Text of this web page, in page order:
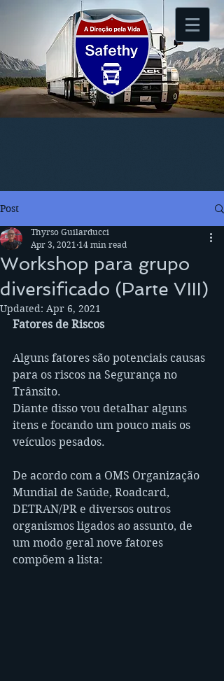
Post
Workshop para grupo
diversificado (Parte VIII)
Thyrso Guilarducci
Apr 3, 2021 14 min read
Updated: Apr 6, 2021
Fatores de Riscos
Alguns fatores são potenciais causas
para os riscos na Segurança no
Trânsito.
Diante disso vou detalhar alguns
itens e focando um pouco mais os
veículos pesados.
De acordo com a OMS Organização
Mundial de Saúde, Roadcard,
DETRAN/PR e diversos outros
organismos ligados ao assunto, de
um modo geral nove fatores
compõem a lista: